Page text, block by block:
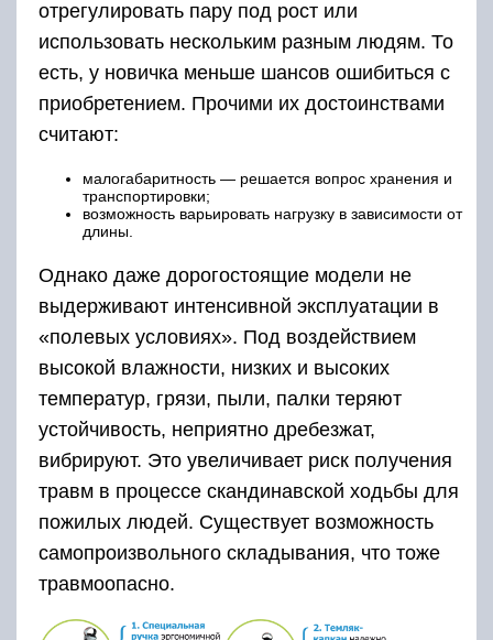
отрегулировать пару под рост или
использовать нескольким разным людям. То
есть, у новичка меньше шансов ошибиться с
приобретением. Прочими их достоинствами
считают:
малогабаритность — решается вопрос хранения и
транспортировки;
возможность варьировать нагрузку в зависимости от
длины.
Однако даже дорогостоящие модели не
выдерживают интенсивной эксплуатации в
«полевых условиях». Под воздействием
высокой влажности, низких и высоких
температур, грязи, пыли, палки теряют
устойчивость, неприятно дребезжат,
вибрируют. Это увеличивает риск получения
травм в процессе скандинавской ходьбы для
пожилых людей. Существует возможность
самопроизвольного складывания, что тоже
травмоопасно.